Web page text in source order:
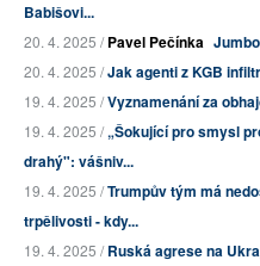
Babišovi...
20. 4. 2025 /Pavel Pečínka Jumbo
20. 4. 2025 /Jak agenti z KGB
19. 4. 2025 /Vyznamenání za
19. 4. 2025 /„Šokující pro smysl
drahý": vášniv...
19. 4. 2025 /Trumpův tým má
trpělivosti - kdy...
19. 4. 2025 /Ruská agrese na